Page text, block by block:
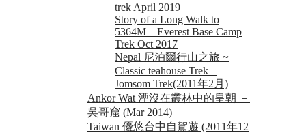
trek April 2019
Story of a Long Walk to
5364M – Everest Base Camp
Trek Oct 2017
Nepal 尼泊爾行山之旅 ~
Classic teahouse Trek –
Jomsom Trek(2011年2月)
Ankor Wat 湮沒在叢林中的皇朝 －
吳哥窟 (Mar 2014)
Taiwan 優悠台中自駕遊 (2011年12